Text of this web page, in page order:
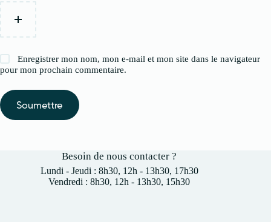
Enregistrer mon nom, mon e-mail et mon site dans le navigateur
pour mon prochain commentaire.
Soumettre
Besoin de nous contacter ?
Lundi - Jeudi : 8h30, 12h - 13h30, 17h30
Vendredi : 8h30, 12h - 13h30, 15h30